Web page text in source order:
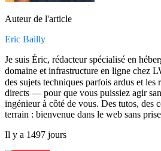
Auteur de l'article
Eric Bailly
Je suis Éric, rédacteur spécialisé en
domaine et infrastructure en ligne chez
des sujets techniques parfois ardus et les
directs — pour que vous puissiez agir
ingénieur à côté de vous. Des tutos, des
terrain : bienvenue dans le web sans
Il y a 1497 jours